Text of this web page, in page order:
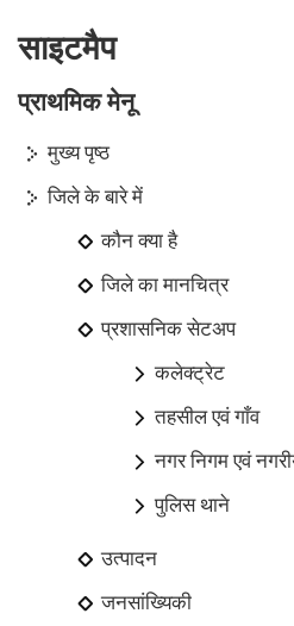
साइटमैप
प्राथमिक मेनू
मुख्य पृष्ठ
जिले के बारे में
कौन क्या है
जिले का मानचित्र
प्रशासनिक सेटअप
कलेक्ट्रेट
तहसील एवं गाँव
नगर निगम एवं
पुलिस थाने
उत्पादन
जनसांख्यिकी